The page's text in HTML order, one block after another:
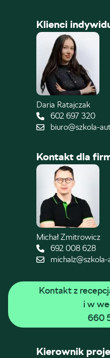
Klienci
Daria Ratajczak
602 697 320
biuro@szkola-
Kontakt dla
Michał Zmitrowicz
692 008 628
Kontakt z
i w
660
Kierownik